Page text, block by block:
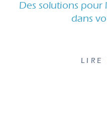
Des solutions
dans
LIRE